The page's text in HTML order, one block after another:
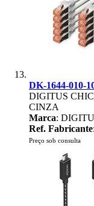
DK-1644-010-
DIGITUS
CINZA
Marca:
Ref. Fabricante
Preço sob consulta